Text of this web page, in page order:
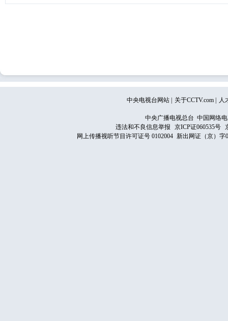
中央电视台网站 关于CCTV.com 人
中央广播电视总台 中国网络
违法和不良信息举报
京ICP证060535号
网上传播视听节目许可证号 0102004 新出网证（京）